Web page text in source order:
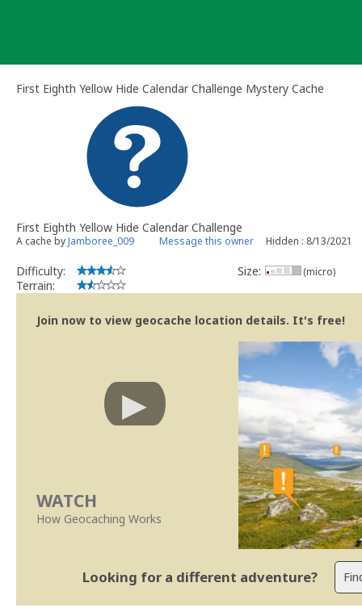
First Eighth Yellow Hide Calendar Challenge Mystery Cache
First Eighth Yellow Hide Calendar Challenge
A cache byJamboree_009 Message this owner Hidden : 8/13/2021
Difficulty:
Terrain:
Size: (micro)
Join now to view geocache location details. It's free!
WATCH
How Geocaching Works
Looking for a different adventure?